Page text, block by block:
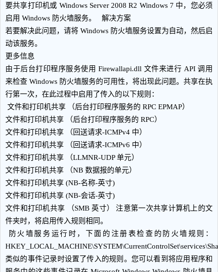
要共享打印机或 Windows Server 2008 R2 Windows 7 中，您必须
启用 Windows 防火墙服务。 解决方案
若要解决此问题，请将 Windows 防火墙服务设置为自动，然后启
动该服务。
更多信息
由于后台打印程序服务使用 Firewallapi.dll 文件来进行 API 调用
来检查 Windows 防火墙服务的可用性，将出现此问题。共享在执
行第一次，在此过程中启用了传入的以下规则：
文件和打印机共享 （后台打印程序服务的 RPC EPMAP）
文件和打印机共享 （后台打印程序服务的 RPC）
文件和打印机共享 （回送请求-ICMPv4 中）
文件和打印机共享 （回送请求-ICMPv6 中）
文件和打印机共享 （LLMNR-UDP 单元）
文件和打印机共享 （NB 数据报的单元）
文件和打印机共享 (NB-名称-英寸)
文件和打印机共享 (NB-会话-英寸)
文件和打印机共享 （SMB 英寸） 注意第一次共享计算机上的文
件夹时，将启用传入规则相同。
防火墙服务运行时，下面的注册表检查的防火墙规则：
类似的事件记录时设置了传入的规则。您可以看到将应用程序和